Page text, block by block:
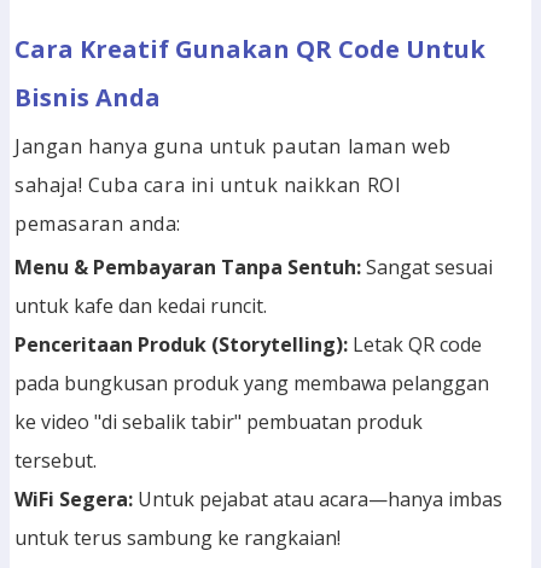
Cara Kreatif Gunakan QR Code Untuk
Bisnis Anda
Jangan hanya guna untuk pautan laman web
sahaja! Cuba cara ini untuk naikkan ROI
pemasaran anda:
Menu & Pembayaran Tanpa Sentuh:Sangat sesuai
untuk kafe dan kedai runcit.
Penceritaan Produk (Storytelling): Letak QR code
pada bungkusan produk yang membawa pelanggan
ke video "di sebalik tabir" pembuatan produk
tersebut.
WiFi Segera: Untuk pejabat atau acara—hanya imbas
untuk terus sambung ke rangkaian!